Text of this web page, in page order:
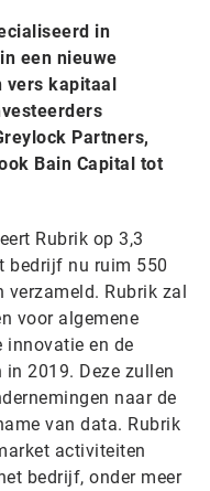
in
een nieuwe
vers kapitaal
Partners,
Bain Capital tot
Rubrik op 3,3
bedrijf nu ruim 550
Rubrik zal
voor algemene
innovatie en de
2019. Deze zullen
naar de
van data. Rubrik
activiteiten
bedrijf, onder meer